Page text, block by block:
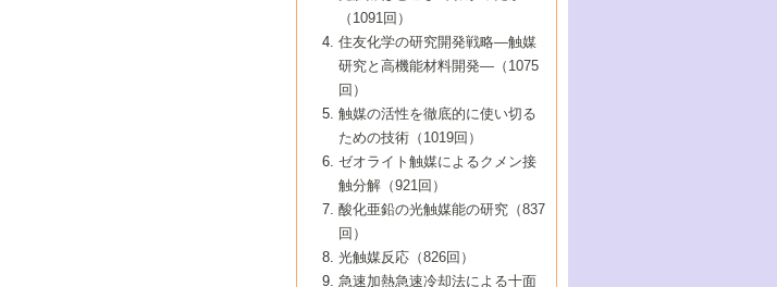
8号 若手研究者による触媒研究の未来展望
2：大学・研究所編
8号 イオン液体の応用
8号 多機能型リアクター
8号 超臨界流体を用いた化学プロセスの新
6号 第94回触媒討論会
7号 サブナノレベルでみた新しい表面現象
8号 オレフィン重合触媒の新たな展
5号 基礎化学品製造の触媒技術
6号 第92回触媒討論会
7号 基礎化学品製造の触媒技術
8号 資源の循環と触媒技術
4号 ナノ材料の調製と機能化
5号 こんな触媒が欲しい
6号 第90回触媒討論会
7号 触媒研究と学術雑誌/情報
8号 若い世代からみた触媒化学の現状と未
3号 生体触媒とバイオプロセス
4号 水素製造・利用の触媒化学
5号 触媒研究における新しい切り口：コン
ビナトリアルケミストリー
6号 第88回触媒討論会特集号
7号 企業における触媒研究のブレークスル
8号 この材料を触媒として使ってみません
2号 第85回触媒討論会
3号 反応ダイナミクス
5号 触媒のおもしろさをどのように伝える
6号 第86回触媒討論会
7号 水素化精製触媒の新しい展開
8号 新しい反応性と機能性を目指した金属
クラスタ-化学
1号 孔、穴、あな?-特異な空間とその利用-
2号 第83回触媒討論会
3号 均一系触媒反応最前線
4号 実用炭素材料の新展開
5号 研究の方法論を考える
7号 機能性金属材料と触媒
8号 触媒研究へのNMRの応用と展望
▼40巻（1998年）
進展と21世紀への提言/創立40周年記念・触
媒学会この10年の歩みとこれから/創立40周
2号 第81回触媒討論会
3号 計算機触媒化学へのさそい
4号 触媒劣化の制御と予測
5号 最新の実用プロセスと触媒
6号 第82回触媒討論会
1号 均一系と不均一系触媒反応-その特徴と
接点
2号 第79回触媒討論会
3号 最新NO除去触媒の実用化研究
4号 新しい反応場を目指した触媒調製
5号 反応・分離技術の新しい展開
6号 第80回触媒討論会
▼38巻（1996年）
1号 触媒の構造と触媒作用/C1化学を中心と
する21世紀への触媒
3号 オリンピックメダル:金・銀・銅はどん
な触媒作用を示すか
4号 触媒作用における機能の複合化
▼37巻（1995年）
1号 ファインケミカルズと固体触媒
2号 第75回触媒討論会
3号 希土類を利用した触媒
4号 触媒とリサイクル
5号 エネルギー変換触媒
▼36巻（1994年）
1号 電気化学と触媒
2号 第73回触媒討論会
3号 C4化学の展開
4号 《通常号》
▼35巻（1993年）
1号 工業触媒開発マニュアル―探索から工
業化まで
2号 第71回触媒討論会
▼34巻（1992年）
1号 インパクトを与えたこの研究
2号 第69回触媒討論会
▼33巻（1991年）
1号 触媒プロセス開発マニュアル―探索か
▼32巻（1990年）
（1091回）
住友化学の研究開発戦略―触媒
研究と高機能材料開発―（1075
回）
触媒の活性を徹底的に使い切る
ための技術（1019回）
ゼオライト触媒によるクメン接
触分解（921回）
酸化亜鉛の光触媒能の研究（837
回）
光触媒反応（826回）
急速加熱急速冷却法による十面